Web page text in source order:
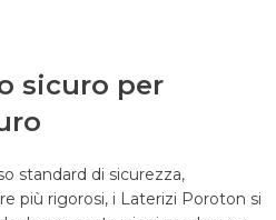
sicuro per
standard di sicurezza,
più rigorosi, i Laterizi Poroton si